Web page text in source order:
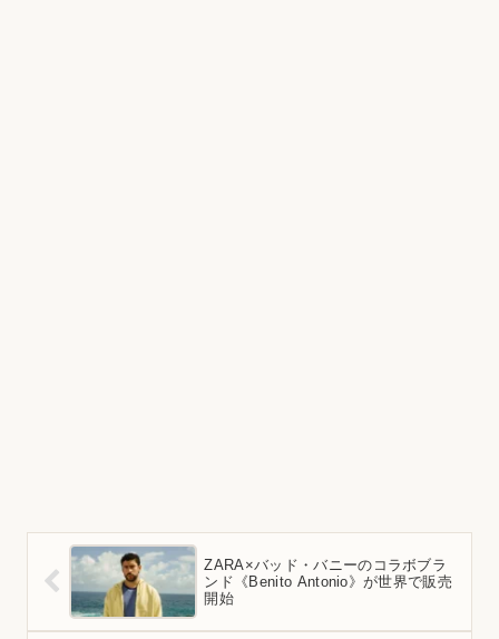
ZARA×バッド・バニーのコラボブラ
ンド《Benito Antonio》が世界で販売
開始